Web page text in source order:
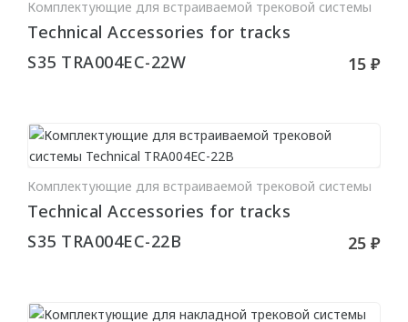
Для натяжного потолка
Гибкие
Гибкие
Уголки
Из дюрополимера
В КОРЗИНУ
Комплектующие для встраиваемой трековой системы
Technical Accessories for tracks
S35 TRA004EC-22W
15 ₽
В КОРЗИНУ
Комплектующие для встраиваемой трековой системы
Technical Accessories for tracks
S35 TRA004EC-22B
25 ₽